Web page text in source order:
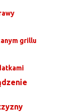
grillu